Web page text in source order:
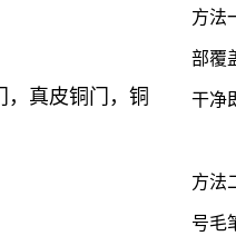
， 真皮铜门 ， 铜
方法
部覆
干净
方法
号毛